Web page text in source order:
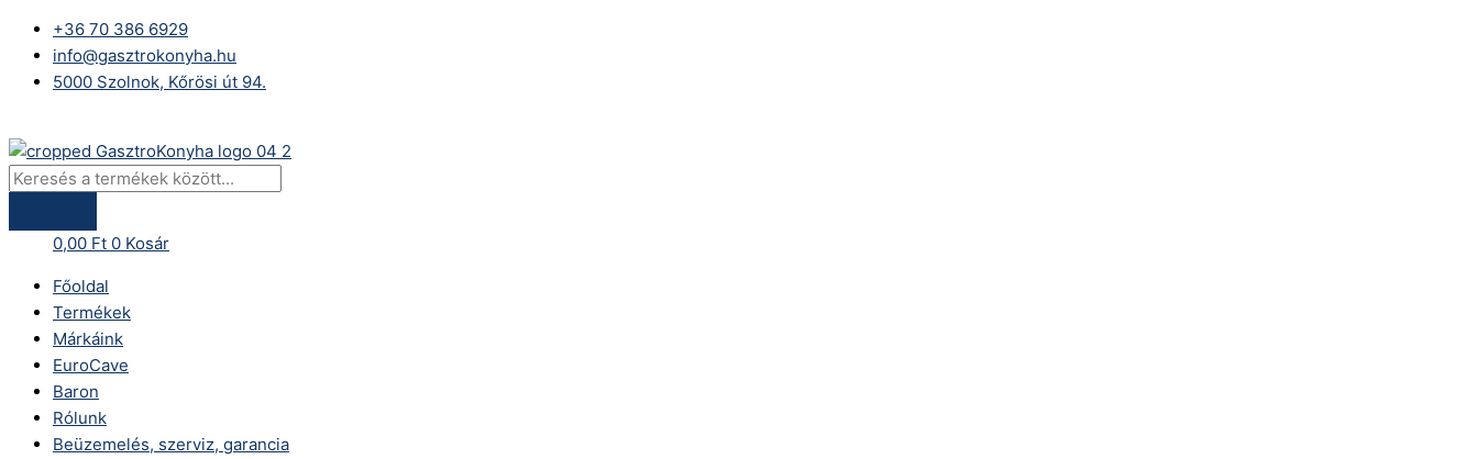
content
+36 70 386 6929
info@gasztrokonyha.hu
5000 Szolnok, Kőrösi út 94.
search
0,00 Ft 0 Kosár
Főoldal
Termékek
Márkáink
EuroCave
Baron
Rólunk
Beüzemelés, szerviz, garancia
Q70PC/G1606
gáztűzhely,
nyolc
nyitott
szekrényen
mennyiség